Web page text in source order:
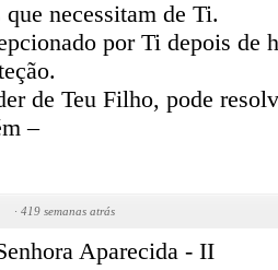
necessitam de Ti.
por Ti depois de
de Teu Filho, pode
–
· 419 semanas atrás
Aparecida - II